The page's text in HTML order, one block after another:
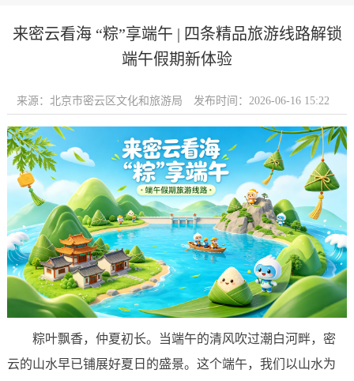
来密云看海 “粽”享端午 | 四条精品旅游线路解锁
端午假期新体验
来源：北京市密云区文化和旅游局 发布时间：2026-06-16 15:22
粽叶飘香，仲夏初长。当端午的清风吹过潮白河畔，密
云的山水早已铺展好夏日的盛景。这个端午，我们以山水为